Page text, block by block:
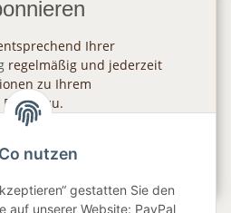
Ihrer
regelmäßig und jederzeit
zu Ihrem
Mail zu.
nutzen
gestatten Sie den
auf unserer Website: PayPal